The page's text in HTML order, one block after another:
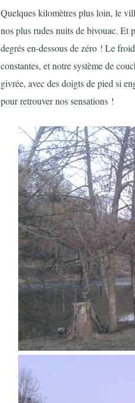
Quelques kilomètres plus loin, le
nos plus rudes nuits de bivouac. Et
degrés en-dessous de zéro ! Le
constantes, et notre système de
givrée, avec des doigts de pied si
pour retrouver nos sensations !